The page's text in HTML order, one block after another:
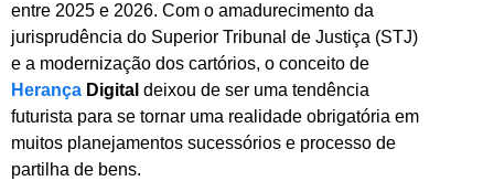
entre 2025 e 2026. Com o amadurecimento da
jurisprudência do Superior Tribunal de Justiça (STJ)
e a modernização dos cartórios, o conceito de
Herança Digital deixou de ser uma tendência
futurista para se tornar uma realidade obrigatória em
muitos planejamentos sucessórios e processo de
partilha de bens.